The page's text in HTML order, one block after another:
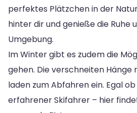
perfektes Plätzchen in der
hinter dir und genieße die Ruhe
Umgebung.
Im Winter gibt es zudem die
gehen. Die verschneiten Hänge
laden zum Abfahren ein. Egal
erfahrener Skifahrer – hier